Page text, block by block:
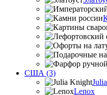
США (3)
Lenox